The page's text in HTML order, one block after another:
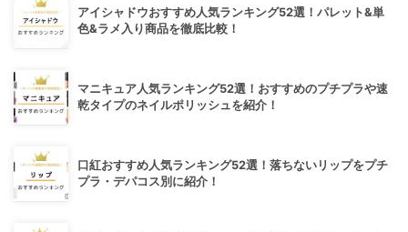
アイシャドウおすすめ人気ランキング52選！パレット&単
色&ラメ入り商品を徹底比較！
マニキュア人気ランキング52選！おすすめのプチプラや速
乾タイプのネイルポリッシュを紹介！
口紅おすすめ人気ランキング52選！落ちないリップをプチ
プラ・デパコス別に紹介！